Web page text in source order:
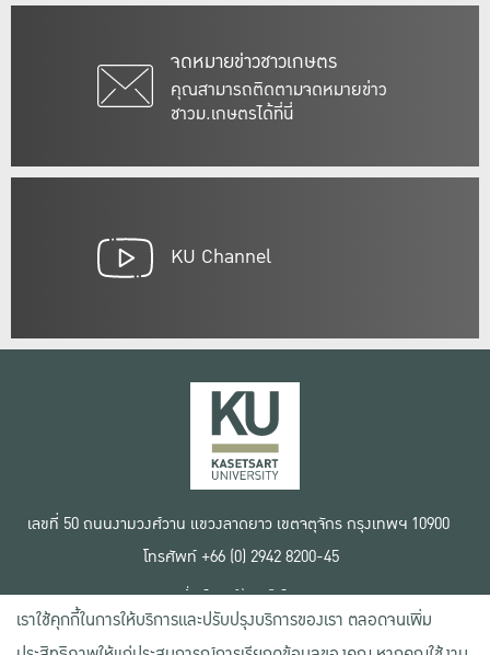
จดหมายข่าวชาวเกษตร
คุณสามารถติดตามจดหมายข่าว
ชาวม.เกษตรได้ที่นี่
KU Channel
เลขที่ 50 ถนนงามวงศ์วาน แขวงลาดยาว เขตจตุจักร กรุงเทพฯ 10900
โทรศัพท์ +66 (0) 2942 8200-45
เงื่อนไขการใช้งานเว็บไซต์
ข้อตกลงด้านสิทธิ์ใช้งาน
นโยบายความเป็นส่วนตัว
เราใช้คุกกี้ในการให้บริการและปรับปรุงบริการของเรา ตลอดจนเพิ่ม